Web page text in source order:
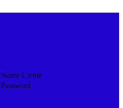
Nome Utente
Password